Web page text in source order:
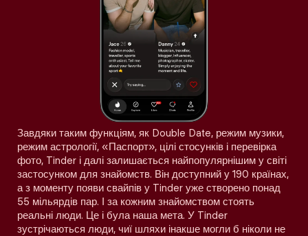
Завдяки таким функціям, як Double Date, режим музики,
режим астрології, «Паспорт», цілі стосунків і перевірка
фото, Tinder і далі залишається найпопулярнішим у світі
застосунком для знайомств. Він доступний у 190 країнах,
а з моменту появи свайпів у Tinder уже створено понад
55 мільярдів пар. І за кожним знайомством стоять
реальні люди. Це і була наша мета. У Tinder
зустрічаються люди, чиї шляхи інакше могли б ніколи не